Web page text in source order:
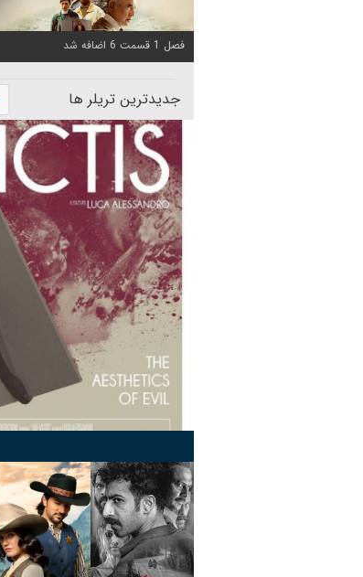
فصل 1 قسمت 6 اضافه شد
جدیدترین تریلر ها